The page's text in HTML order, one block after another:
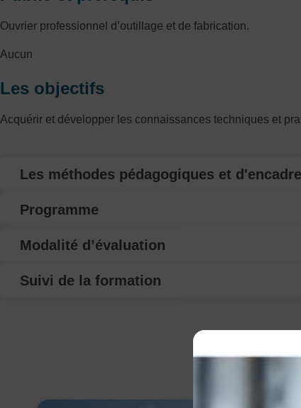
Ouvrier professionnel d’outillage et de fabrication.
Aucun
Les objectifs
Acquérir et développer les connaissances techniques et
Les méthodes pédagogiques et
Programme
Modalité d’évaluation
Suivi de la formation